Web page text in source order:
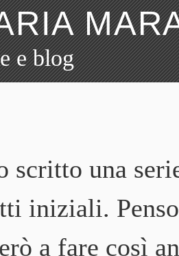
e blog
scritto una
iniziali.
a fare così